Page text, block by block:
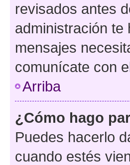
revisados antes
administración te
mensajes
comunícate con
Arriba
¿Cómo hago
Puedes hacerlo
cuando estés